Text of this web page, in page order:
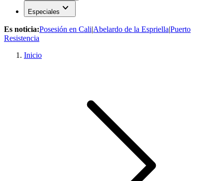
Especiales expand_more
Es noticia:Posesión en Cali|Abelardo de la Espriella|Puerto
Resistencia
Inicio